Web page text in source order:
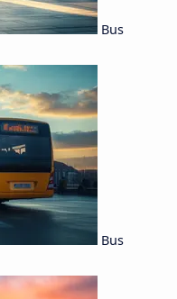
Bus
Bus